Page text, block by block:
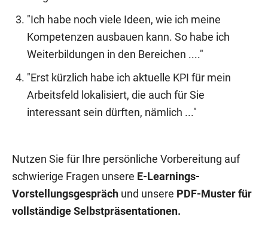
"Ich habe noch viele Ideen, wie ich meine
Kompetenzen ausbauen kann. So habe ich
Weiterbildungen in den Bereichen ...."
"Erst kürzlich habe ich aktuelle KPI für mein
Arbeitsfeld lokalisiert, die auch für Sie
interessant sein dürften, nämlich ..."
Nutzen Sie für Ihre persönliche Vorbereitung auf
schwierige Fragen unsere E-Learnings-
Vorstellungsgespräch und unsere PDF-Muster für
vollständige Selbstpräsentationen.